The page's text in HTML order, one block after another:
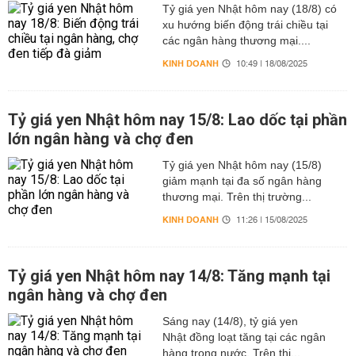
Tỷ giá yen Nhật hôm nay (18/8) có
xu hướng biến động trái chiều tại
các ngân hàng thương mại....
KINH DOANH 10:49 | 18/08/2025
Tỷ giá yen Nhật hôm nay 15/8: Lao dốc tại phần
lớn ngân hàng và chợ đen
Tỷ giá yen Nhật hôm nay (15/8)
giảm mạnh tại đa số ngân hàng
thương mại. Trên thị trường...
KINH DOANH 11:26 | 15/08/2025
Tỷ giá yen Nhật hôm nay 14/8: Tăng mạnh tại
ngân hàng và chợ đen
Sáng nay (14/8), tỷ giá yen
Nhật đồng loạt tăng tại các ngân
hàng trong nước. Trên thị...